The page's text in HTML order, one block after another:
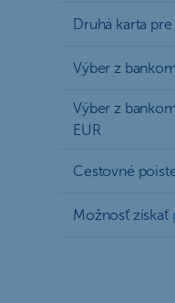
Druhá karta
Výber z
Výber z
EUR
Cestovné
Možnosť získať